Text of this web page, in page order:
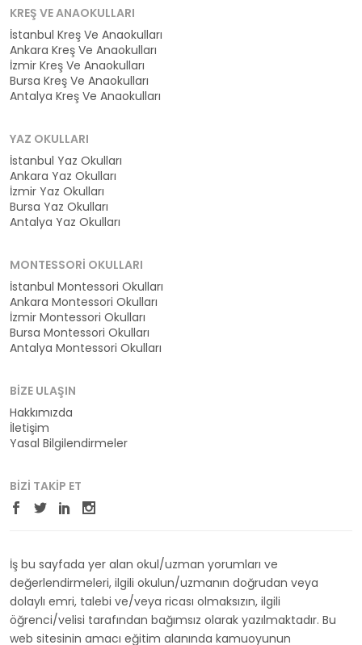
KREŞ VE ANAOKULLARI
İstanbul Kreş Ve Anaokulları
Ankara Kreş Ve Anaokulları
İzmir Kreş Ve Anaokulları
Bursa Kreş Ve Anaokulları
Antalya Kreş Ve Anaokulları
YAZ OKULLARI
İstanbul Yaz Okulları
Ankara Yaz Okulları
İzmir Yaz Okulları
Bursa Yaz Okulları
Antalya Yaz Okulları
MONTESSORI OKULLARI
İstanbul Montessori Okulları
Ankara Montessori Okulları
İzmir Montessori Okulları
Bursa Montessori Okulları
Antalya Montessori Okulları
BIZE ULAŞIN
Hakkımızda
İletişim
Yasal Bilgilendirmeler
BIZI TAKIP ET
İş bu sayfada yer alan okul/uzman yorumları ve
değerlendirmeleri, ilgili okulun/uzmanın doğrudan veya
dolaylı emri, talebi ve/veya ricası olmaksızın, ilgili
öğrenci/velisi tarafından bağımsız olarak yazılmaktadır. Bu
web sitesinin amacı eğitim alanında kamuoyunun